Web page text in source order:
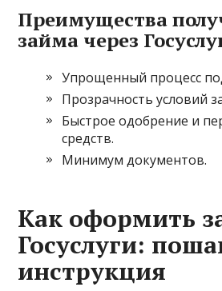
Преимущества
займа через
Упрощенный процесс
Прозрачность условий
Быстрое одобрение и
средств.
Минимум документов.
Как оформить
Госуслуги:
инструкция